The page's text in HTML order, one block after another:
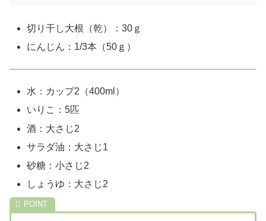
切り干し大根（乾）：30ｇ
にんじん：1/3本（50ｇ）
水：カップ2（400ml）
いりこ：5匹
酒：大さじ2
サラダ油：大さじ1
砂糖：小さじ2
しょうゆ：大さじ2